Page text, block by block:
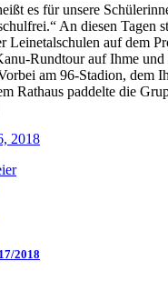
es für unsere
An diesen Tagen
Leinetalschulen auf dem
Rundtour auf Ihme
am 96-Stadion, dem
Rathaus paddelte die
2018
2018